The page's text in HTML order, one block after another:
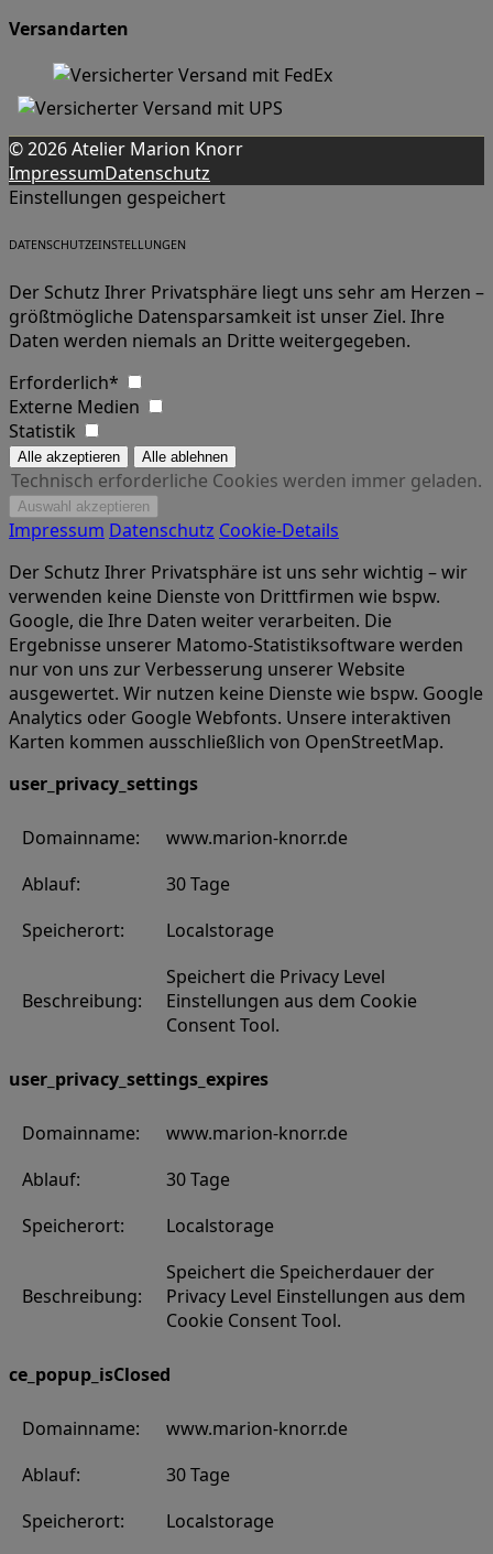
Versandarten
© 2026 Atelier Marion Knorr
ImpressumDatenschutz
Einstellungen gespeichert
DATENSCHUTZEINSTELLUNGEN
Der Schutz Ihrer Privatsphäre liegt uns sehr am Herzen –
größtmögliche Datensparsamkeit ist unser Ziel. Ihre
Daten werden niemals an Dritte weitergegeben.
Erforderlich*
Externe Medien
Statistik
Technisch erforderliche Cookies werden immer geladen.
Impressum Datenschutz Cookie-Details
Der Schutz Ihrer Privatsphäre ist uns sehr wichtig – wir
verwenden keine Dienste von Drittfirmen wie bspw.
Google, die Ihre Daten weiter verarbeiten. Die
Ergebnisse unserer Matomo-Statistiksoftware werden
nur von uns zur Verbesserung unserer Website
ausgewertet. Wir nutzen keine Dienste wie bspw. Google
Analytics oder Google Webfonts. Unsere interaktiven
Karten kommen ausschließlich von OpenStreetMap.
user_privacy_settings
Domainname:
www.marion-knorr.de
Ablauf:
30 Tage
Speicherort:
Localstorage
Beschreibung:
Speichert die Privacy Level
Einstellungen aus dem Cookie
Consent Tool.
user_privacy_settings_expires
Domainname:
www.marion-knorr.de
Ablauf:
30 Tage
Speicherort:
Localstorage
Beschreibung:
Speichert die Speicherdauer der
Privacy Level Einstellungen aus dem
Cookie Consent Tool.
ce_popup_isClosed
Domainname:
www.marion-knorr.de
Ablauf:
30 Tage
Speicherort:
Localstorage